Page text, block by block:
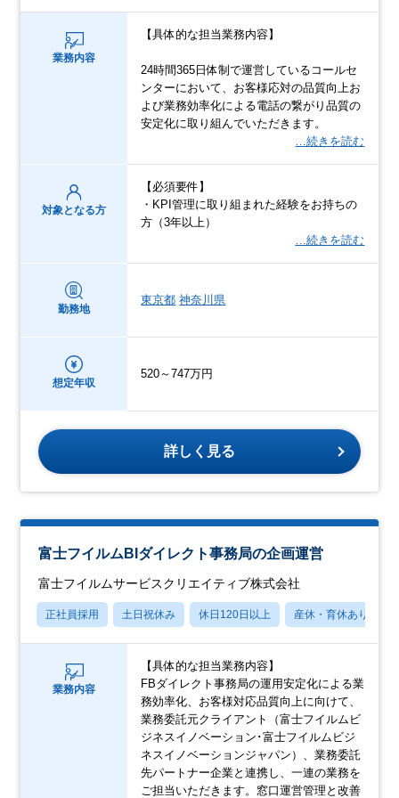
業務内容
【具体的な担当業務内容】
24時間365日体制で運営しているコールセ
ンターにおいて、お客様応対の品質向上お
よび業務効率化による電話の繋がり品質の
安定化に取り組んでいただきます。
…続きを読む
対象となる方
【必須要件】
・KPI管理に取り組まれた経験をお持ちの
方（3年以上）
…続きを読む
勤務地
東京都 神奈川県
想定年収
520～747万円
詳しく見る
富士フイルムBIダイレクト事務局の企画運営
富士フイルムサービスクリエイティブ株式会社
正社員採用 土日祝休み 休日120日以上 産休・育休あり
業務内容
【具体的な担当業務内容】
FBダイレクト事務局の運用安定化による業
務効率化、お客様対応品質向上に向けて、
業務委託元クライアント（富士フイルムビ
ジネスイノベーション･富士フイルムビジ
ネスイノベーションジャパン）、業務委託
先パートナー企業と連携し、一連の業務を
ご担当いただきます。窓口運営管理と改善